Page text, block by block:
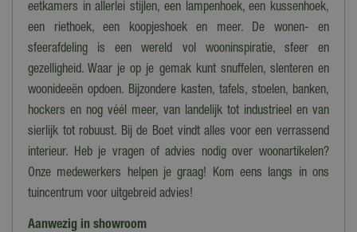
eetkamers in allerlei stijlen, een lampenhoek, een kussenhoek,
een riethoek, een koopjeshoek en meer. De wonen- en
sfeerafdeling is een wereld vol wooninspiratie, sfeer en
gezelligheid. Waar je op je gemak kunt snuffelen, slenteren en
woonideeën opdoen. Bijzondere kasten, tafels, stoelen, banken,
hockers en nog véél meer, van landelijk tot industrieel en van
sierlijk tot robuust. Bij de Boet vindt alles voor een verrassend
interieur. Heb je vragen of advies nodig over woonartikelen?
Onze medewerkers helpen je graag! Kom eens langs in ons
tuincentrum voor uitgebreid advies!
Aanwezig in showroom